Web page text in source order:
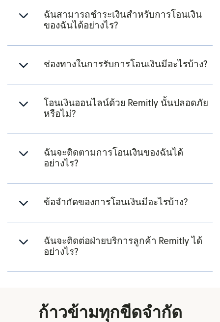
ฉันสามารถชำระเงินสำหรับการโอนเงิน
ของฉันได้อย่างไร?
ช่องทางในการรับการโอนเงินมีอะไรบ้าง?
โอนเงินออนไลน์ด้วย Remitly นั้นปลอดภัย
หรือไม่?
ฉันจะติดตามการโอนเงินของฉันได้
อย่างไร?
ข้อจำกัดของการโอนเงินมีอะไรบ้าง?
ฉันจะติดต่อฝ่ายบริการลูกค้า Remitly ได้
อย่างไร?
ก้าวข้ามทุกขีดจำกัด